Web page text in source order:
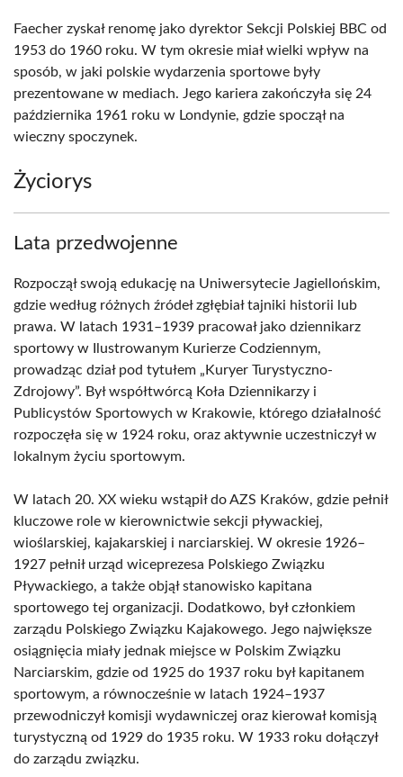
Faecher zyskał renomę jako dyrektor Sekcji Polskiej BBC od
1953 do 1960 roku. W tym okresie miał wielki wpływ na
sposób, w jaki polskie wydarzenia sportowe były
prezentowane w mediach. Jego kariera zakończyła się 24
października 1961 roku w Londynie, gdzie spoczął na
wieczny spoczynek.
Życiorys
Lata przedwojenne
Rozpoczął swoją edukację na Uniwersytecie Jagiellońskim,
gdzie według różnych źródeł zgłębiał tajniki historii lub
prawa. W latach 1931–1939 pracował jako dziennikarz
sportowy w Ilustrowanym Kurierze Codziennym,
prowadząc dział pod tytułem „Kuryer Turystyczno-
Zdrojowy”. Był współtwórcą Koła Dziennikarzy i
Publicystów Sportowych w Krakowie, którego działalność
rozpoczęła się w 1924 roku, oraz aktywnie uczestniczył w
lokalnym życiu sportowym.
W latach 20. XX wieku wstąpił do AZS Kraków, gdzie pełnił
kluczowe role w kierownictwie sekcji pływackiej,
wioślarskiej, kajakarskiej i narciarskiej. W okresie 1926–
1927 pełnił urząd wiceprezesa Polskiego Związku
Pływackiego, a także objął stanowisko kapitana
sportowego tej organizacji. Dodatkowo, był członkiem
zarządu Polskiego Związku Kajakowego. Jego największe
osiągnięcia miały jednak miejsce w Polskim Związku
Narciarskim, gdzie od 1925 do 1937 roku był kapitanem
sportowym, a równocześnie w latach 1924–1937
przewodniczył komisji wydawniczej oraz kierował komisją
turystyczną od 1929 do 1935 roku. W 1933 roku dołączył
do zarządu związku.